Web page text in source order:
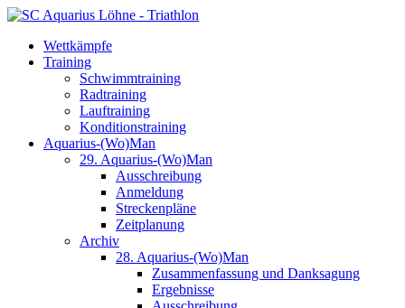
Wettkämpfe
Training
Schwimmtraining
Radtraining
Lauftraining
Konditionstraining
Aquarius-(Wo)Man
29. Aquarius-(Wo)Man
Ausschreibung
Anmeldung
Streckenpläne
Zeitplanung
Archiv
28. Aquarius-(Wo)Man
Zusammenfassung und Danksagung
Ergebnisse